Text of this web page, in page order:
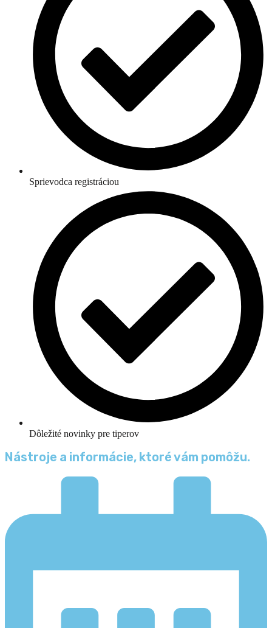
Sprievodca registráciou
Dôležité novinky pre tiperov
Nástroje a informácie, ktoré vám pomôžu.